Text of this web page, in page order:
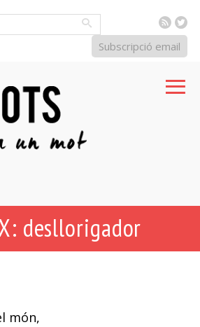
RSS
Subscripció email
desllorigador
món,